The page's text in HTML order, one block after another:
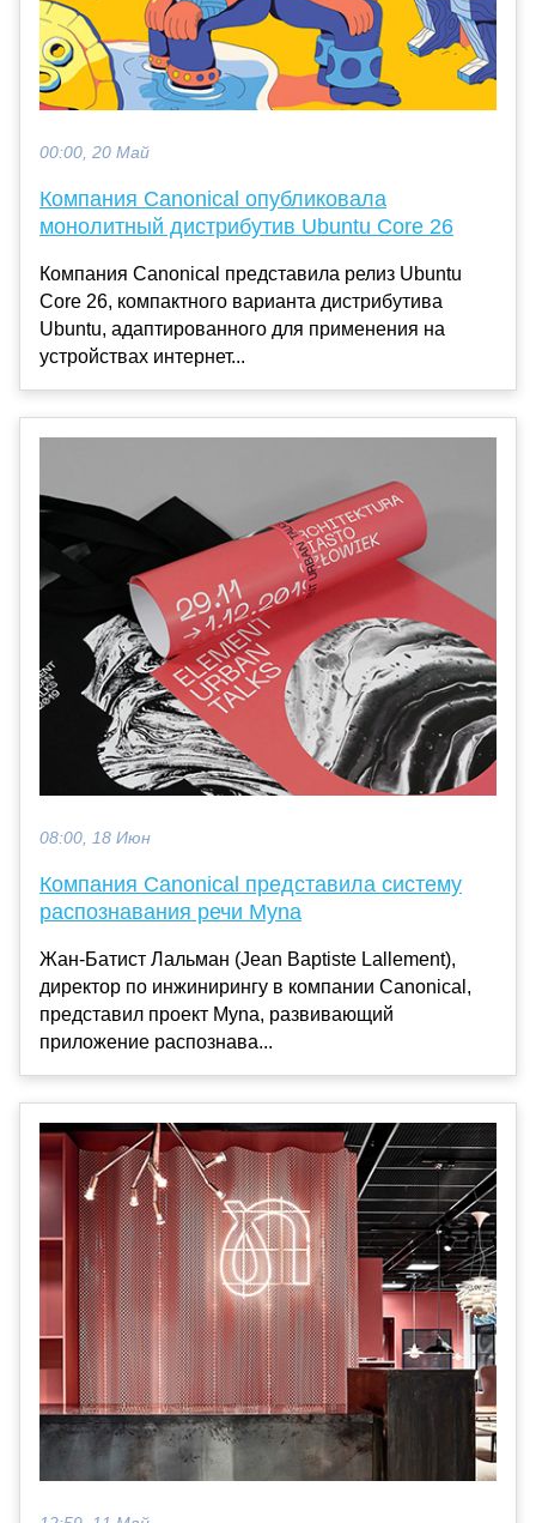
00:00, 20 Май
Компания Canonical опубликовала
монолитный дистрибутив Ubuntu Core 26
Компания Canonical представила релиз Ubuntu
Core 26, компактного варианта дистрибутива
Ubuntu, адаптированного для применения на
устройствах интернет...
08:00, 18 Июн
Компания Canonical представила систему
распознавания речи Myna
Жан-Батист Лальман (Jean Baptiste Lallement),
директор по инжинирингу в компании Canonical,
представил проект Myna, развивающий
приложение распознава...